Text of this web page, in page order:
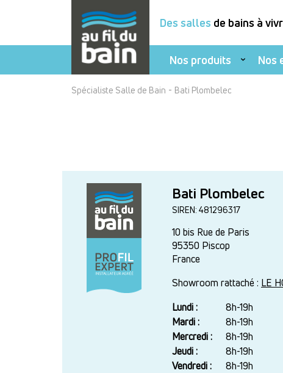
Des salles de bains à
Nos produits Nos
Spécialiste Salle de Bain - Bati Plombelec
Bati Plombelec
SIREN: 481296317
10 bis Rue de Paris
95350 Piscop
France
Showroom rattaché : LE
Jour
Plage
horaire
Lundi :
8h-19h
Mardi :
8h-19h
Mercredi :
8h-19h
Jeudi :
8h-19h
Vendredi :
8h-19h